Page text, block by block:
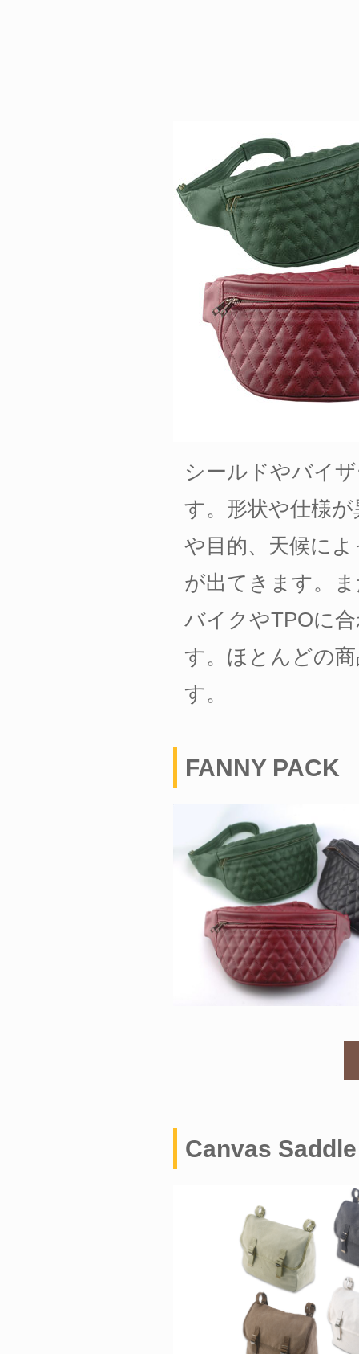
シールドやバイ
す。形状や仕様
や目的、天候に
が出てきます。
バイクやTPOに
す。ほとんどの
す。
FANNY PACK
Canvas